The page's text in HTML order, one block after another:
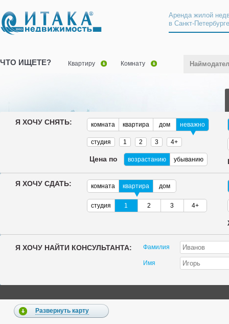
Аренда жилой
в Санкт-
ЧТО ИЩЕТЕ? Квартиру Комнату
Я ХОЧУ СНЯТЬ: комната квартира дом неважно
студия 1 2 3 4+
Цена по возрастанию убыванию
Я ХОЧУ СДАТЬ: комната квартира дом
студия 1 2 3 4+
Я ХОЧУ НАЙТИ КОНСУЛЬТАНТА: Фамилия
Имя
Развернуть карту